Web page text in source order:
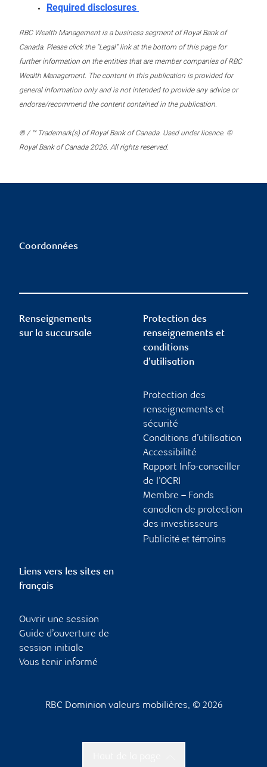
Required disclosures
RBC Wealth Management is a business segment of Royal Bank of
Canada. Please click the “Legal” link at the bottom of this page for
further information on the entities that are member companies of RBC
Wealth Management. The content in this publication is provided for
general information only and is not intended to provide any advice or
endorse/recommend the content contained in the publication.
® / ™ Trademark(s) of Royal Bank of Canada. Used under licence. ©
Royal Bank of Canada 2026. All rights reserved.
Coordonnées
Renseignements
sur la succursale
Protection des
renseignements et
conditions
d’utilisation
Protection des
renseignements et
sécurité
Conditions d’utilisation
Accessibilité
Rapport Info-conseiller
de l’OCRI
Membre – Fonds
canadien de protection
des investisseurs
Publicité et témoins
Liens vers les sites en
français
Ouvrir une session
Guide d’ouverture de
session initiale
Vous tenir informé
RBC Dominion valeurs mobilières, © 2026